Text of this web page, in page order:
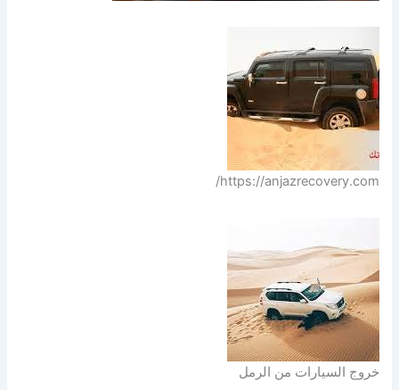
https://anjazrecovery.com/
خروج السيارات من الرمل